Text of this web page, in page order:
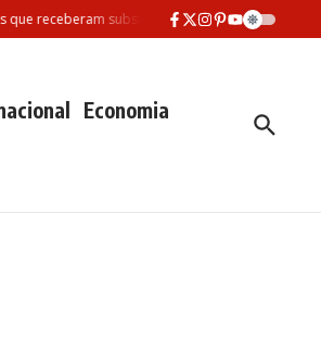
substância morreram desde fevereiro
Economia